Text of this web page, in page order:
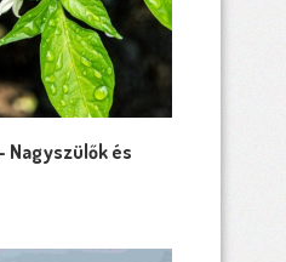
Nagyszülők és